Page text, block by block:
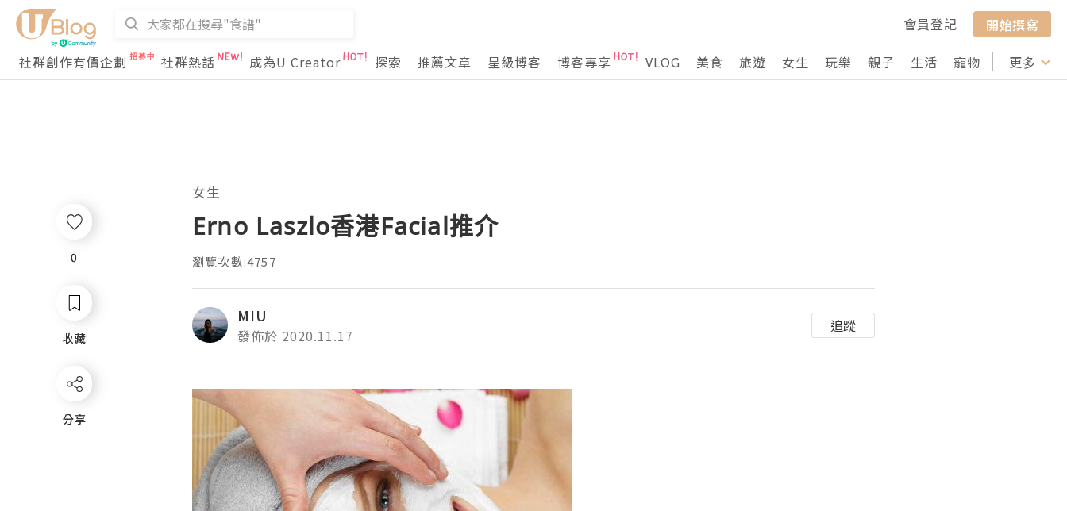
會員登記
開始撰寫
社群創作有價企劃
社群熱話 成為U Creator 探索 推薦文章 星級博客 博客專享 VLOG 美食 旅遊 女生 玩樂 親子 生活 寵物 行山 打卡
更多
0
收藏
分享
女生
Erno Laszlo香港Facial推介
瀏覽次數:4757
MIU
發佈於 2020.11.17
追蹤
0
收藏
分享